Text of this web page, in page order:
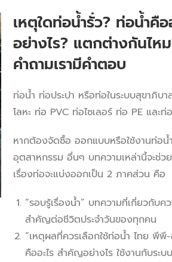
เหตุใดท่อน้ำรั่ว? ท่อน้ำคือ
อย่างไร? แตกต่างกันไ
คำถามเรามีคำตอบ
ท่อน้ำ ท่อประปา หรือท่อในระบบสุขาภิ
โลหะ ท่อ PVC ท่อไซเลอร์ ท่อ PE และท่
หากต้องจัดซื้อ ออกแบบหรือใช้งานท่อน้
อุตสาหกรรม อื่นๆ บทความเหล่านี้จะช่ว
เรื่องท่อจะแบ่งออกเป็น 2 ภาคส่วน คือ
“รอบรู้เรื่องน้ำ” บทความที่เกี่ยวกับ
สำคัญต่อชีวิตประจำวันของทุกคน
“เหตุผลที่ควรเลือกใช้ท่อน้ำ ไทย พีพี
คืออะไร สำคัญอย่างไร ใช้งานกับระบ